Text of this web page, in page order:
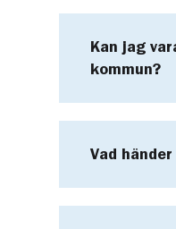
Kan jag
kommun?
Vad